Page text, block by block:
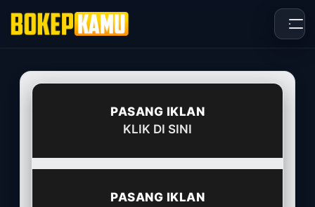
PASANG IKLAN
KLIK DI SINI
PASANG IKLAN